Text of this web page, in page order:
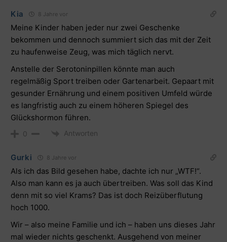
Kia 8 Jahre vor
Meine Kinder haben jeder nur zwei Geschenke
bekommen und dennoch summiert sich das mit der Zeit
zu haufenweise Zeug, was mich täglich nervt.
Anstelle der Serotoninpillen könnte man auch
regelmäßig Sport treiben oder Gartenarbeit. Gepaart mit
gesunder Ernährung und einem positiven Umfeld würde
es langfristig auch zu einem höheren Spiegel des
Glückshormon führen.
0 Antworten
Gurki 8 Jahre vor
Als ich das Bild gesehen habe, dachte ich nur „WTF!“.
Also man kann es ja auch übertreiben. Was soll das Kind
denn mit so viel Krams? Das ist doch Reizüberflutung
hoch 1000.
Wir – also meine Familie und ich – haben uns dieses Jahr
mal wieder nichts geschenkt. Ausgehend von meiner